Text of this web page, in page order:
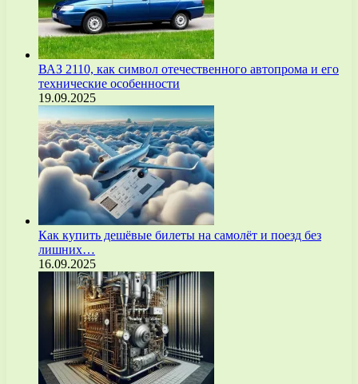
ВАЗ 2110, как символ отечественного автопрома и его
технические особенности
19.09.2025
Как купить дешёвые билеты на самолёт и поезд без
лишних…
16.09.2025